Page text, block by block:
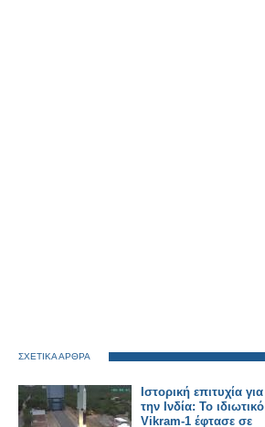
ΣΧΕΤΙΚΑ ΑΡΘΡΑ
Ιστορική επιτυχία για
την Ινδία: Το ιδιωτικό
Vikram-1 έφτασε σε